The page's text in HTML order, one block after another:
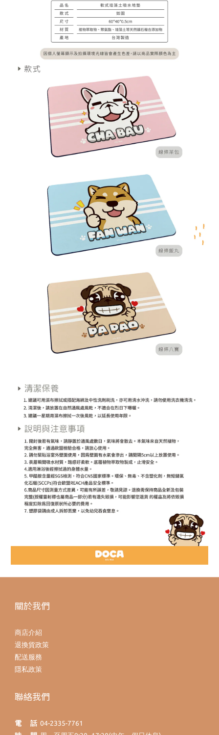
關於我們
商店介紹
退換貨政策
配送服務
隱私政策
聯絡我們
電 話 04-2335-7761